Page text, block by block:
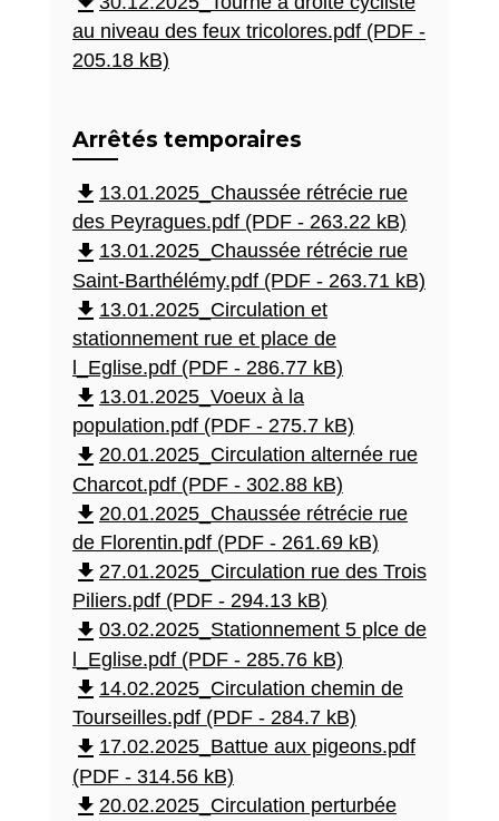
au niveau des feux tricolores.pdf (PDF -
205.18 kB)
Arrêtés temporaires
file_download 13.01.2025_Chaussée rétrécie rue
des Peyragues.pdf (PDF - 263.22 kB)
file_download 13.01.2025_Chaussée rétrécie rue
Saint-Barthélémy.pdf (PDF - 263.71 kB)
file_download 13.01.2025_Circulation et
stationnement rue et place de
l_Eglise.pdf (PDF - 286.77 kB)
file_download 13.01.2025_Voeux à la
population.pdf (PDF - 275.7 kB)
file_download 20.01.2025_Circulation alternée rue
Charcot.pdf (PDF - 302.88 kB)
file_download 20.01.2025_Chaussée rétrécie rue
de Florentin.pdf (PDF - 261.69 kB)
file_download 27.01.2025_Circulation rue des Trois
Piliers.pdf (PDF - 294.13 kB)
file_download 03.02.2025_Stationnement 5 plce de
l_Eglise.pdf (PDF - 285.76 kB)
file_download 14.02.2025_Circulation chemin de
Tourseilles.pdf (PDF - 284.7 kB)
file_download 17.02.2025_Battue aux pigeons.pdf
(PDF - 314.56 kB)
file_download 20.02.2025_Circulation perturbée